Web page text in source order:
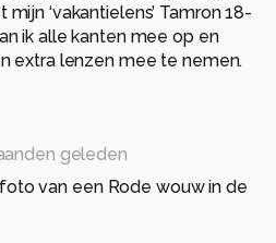
mijn ‘vakantielens’ Tamron 18-
ik alle kanten mee op en
extra lenzen mee te nemen.
geleden
van een Rode wouw in de